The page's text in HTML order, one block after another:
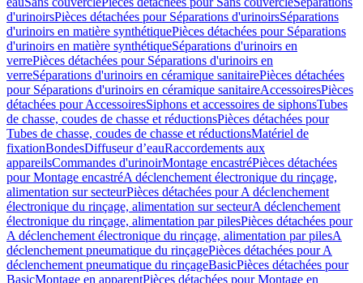
d'urinoirsPièces détachées pour Séparations d'urinoirsSéparations
d'urinoirs en matière synthétiquePièces détachées pour Séparations
d'urinoirs en matière synthétiqueSéparations d'urinoirs en
verrePièces détachées pour Séparations d'urinoirs en
verreSéparations d'urinoirs en céramique sanitairePièces détachées
pour Séparations d'urinoirs en céramique sanitaireAccessoiresPièces
détachées pour AccessoiresSiphons et accessoires de siphonsTubes
de chasse, coudes de chasse et réductionsPièces détachées pour
Tubes de chasse, coudes de chasse et réductionsMatériel de
fixationBondesDiffuseur d’eauRaccordements aux
appareilsCommandes d'urinoirMontage encastréPièces détachées
pour Montage encastréA déclenchement électronique du rinçage,
alimentation sur secteurPièces détachées pour A déclenchement
électronique du rinçage, alimentation sur secteurA déclenchement
électronique du rinçage, alimentation par pilesPièces détachées pour
A déclenchement électronique du rinçage, alimentation par pilesA
déclenchement pneumatique du rinçagePièces détachées pour A
déclenchement pneumatique du rinçageBasicPièces détachées pour
BasicMontage en apparentPièces détachées pour Montage en